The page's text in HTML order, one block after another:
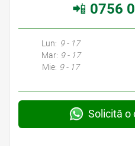
📲 0756
Avocati Bucuresti • Cabinete Avocatura Bucuresti • Avocati Specializati
Lun: 9 - 17
Mar: 9 - 17
Mie: 9 - 17
Solicită o